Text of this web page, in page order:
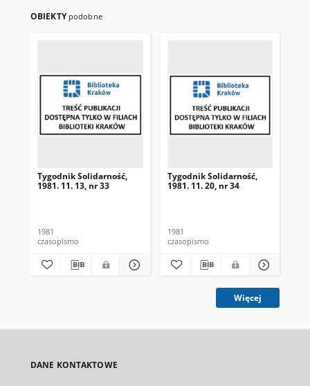
OBIEKTY podobne
Tygodnik Solidarność,
1981. 11. 13, nr 33
1981
czasopismo
Tygodnik Solidarność,
1981. 11. 20, nr 34
1981
czasopismo
Więcej
DANE KONTAKTOWE